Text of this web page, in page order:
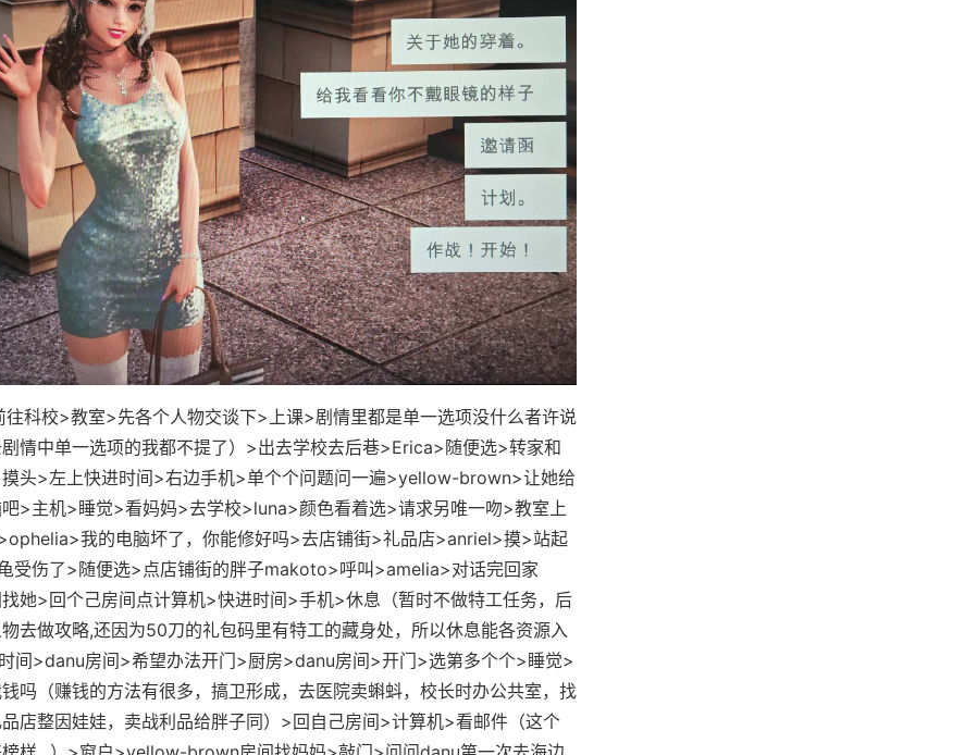
科校>教室>先各个人物交谈下>上课>剧情里都是单一选项没什么者许说
情中单一选项的我都不提了）>出去学校去后巷>Erica>随便选>转家和
头>左上快进时间>右边手机>单个个问题问一遍>yellow-brown>让她给
>主机>睡觉>看妈妈>去学校>luna>颜色看着选>请求另唯一吻>教室上
我的电脑坏了，你能修好吗>去店铺街>礼品店>anriel>摸>站起
受伤了>随便选>点店铺街的胖子makoto>呼叫>amelia>对话完回家
她>回个己房间点计算机>快进时间>手机>休息（暂时不做特工任务，后
去做攻略,还因为50刀的礼包码里有特工的藏身处，所以休息能各资源入
间>danu房间>希望办法开门>厨房>danu房间>开门>选第多个个>睡觉>
吗（赚钱的方法有很多，搞卫形成，去医院卖蝌蚪，校长时办公共室，找
店整因娃娃，卖战利品给胖子同）>回自己房间>计算机>看邮件（这个